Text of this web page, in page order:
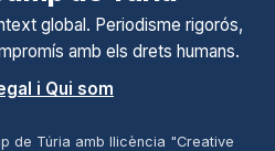
global. Periodisme rigorós,
amb els drets humans.
i Qui som
de Túria amb llicència "Creative